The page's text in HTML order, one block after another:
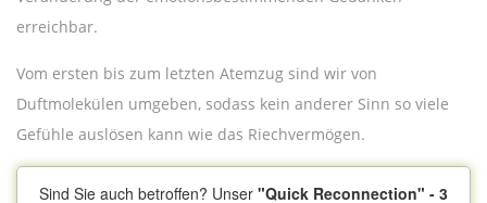
erreichbar.
Vom ersten bis zum letzten Atemzug sind wir von
Duftmolekülen umgeben, sodass kein anderer Sinn so viele
Gefühle auslösen kann wie das Riechvermögen.
Sind Sie auch betroffen? Unser "Quick Reconnection" - 3